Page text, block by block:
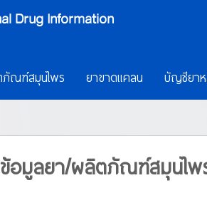
ณฑ์สมุนไพร ยาขาดแคลน บัญชียา
ข้อมูลยา/ผลิตภัณฑ์สมุนไพ